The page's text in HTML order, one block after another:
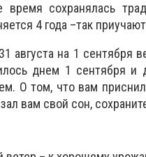
время сохранялась
4 года –так
августа на 1 сентября
днем 1 сентября и
О том, что вам
вам свой сон,